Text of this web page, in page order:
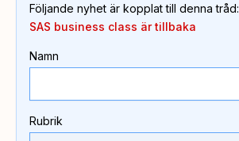
Följande nyhet är kopplat till denna tråd:
SAS business class är tillbaka
Namn
Rubrik